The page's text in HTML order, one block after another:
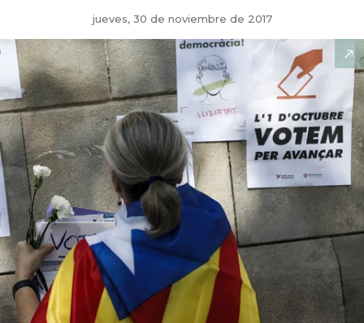
jueves, 30 de noviembre de 2017